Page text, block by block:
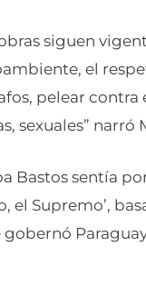
siguen
el
pelear
sexuales” narró
Bastos sentía
el Supremo’,